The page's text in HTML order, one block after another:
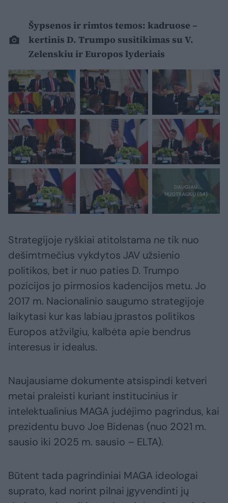
Šypsenos ir rimtos temos: kadruose –
kertinis D. Trumpo susitikimas su V.
Zelenskiu ir Europos lyderiais
Strategijoje ryškiai atitolstama ne tik nuo
dešimtmečius vykdytos JAV užsienio
politikos, bet ir nuo paties D. Trumpo
pozicijos jo pirmosios kadencijos metu. Jo
2017 m. Nacionalinio saugumo strategijoje
laikytasi kur kas labiau įprastos politikos
Europos atžvilgiu, kalbėta apie bendrus
interesus ir idealus.
Naujausiame dokumente atsispindi ketveri
metai praleisti kuriant institucinius ir
intelektualinius MAGA judėjimo pagrindus, kai
prezidentu buvo Joe Bidenas (nuo 2021 m.
sausio iki 2025 m. sausio – ELTA).
Būtent tada pagrindiniai MAGA ideologai
suprato, kad norint pilnai įgyvendinti jų